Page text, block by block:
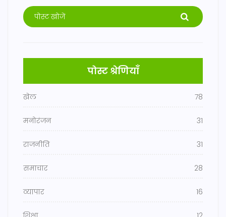
पोस्ट श्रेणियाँ
खेल 78
मनोरंजन 31
राजनीति 31
समाचार 28
व्यापार 16